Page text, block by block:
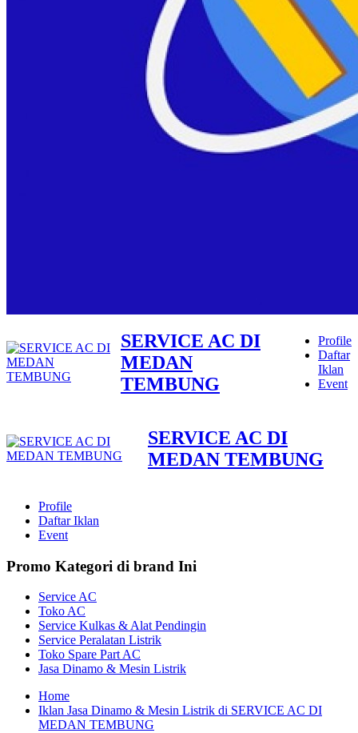
SERVICE AC DI
MEDAN
TEMBUNG
Profile
Daftar
Iklan
Event
SERVICE AC DI
MEDAN TEMBUNG
Profile
Daftar Iklan
Event
Promo Kategori di brand Ini
Service AC
Toko AC
Service Kulkas & Alat Pendingin
Service Peralatan Listrik
Toko Spare Part AC
Jasa Dinamo & Mesin Listrik
Home
Iklan Jasa Dinamo & Mesin Listrik di SERVICE AC DI
MEDAN TEMBUNG